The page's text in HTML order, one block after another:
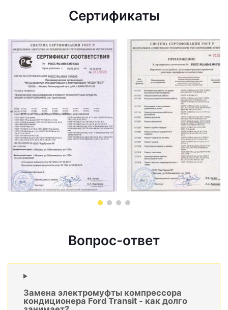
Сертификаты
Вопрос-ответ
Замена электромуфты компрессора
кондиционера Ford Transit - как долго